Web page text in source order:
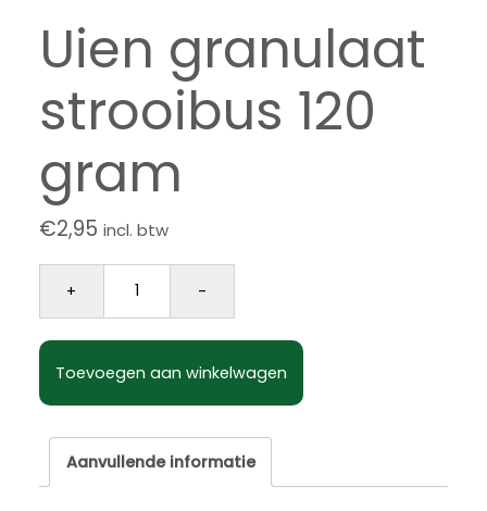
Uien granulaat
strooibus 120
gram
€2,95 incl. btw
+
Uien granulaat strooibus 120 gram aantal
-
Toevoegen aan winkelwagen
Aanvullende informatie